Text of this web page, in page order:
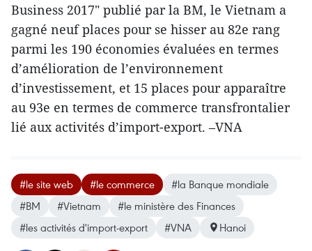
Business 2017" publié par la BM, le Vietnam a
gagné neuf places pour se hisser au 82e rang
parmi les 190 économies évaluées en termes
d’amélioration de l’environnement
d’investissement, et 15 places pour apparaître
au 93e en termes de commerce transfrontalier
lié aux activités d’import-export. –VNA
#le site web #le commerce
#la Banque mondiale
#BM
#Vietnam
#le ministère des Finances
#les activités d'import-export
#VNA Hanoi